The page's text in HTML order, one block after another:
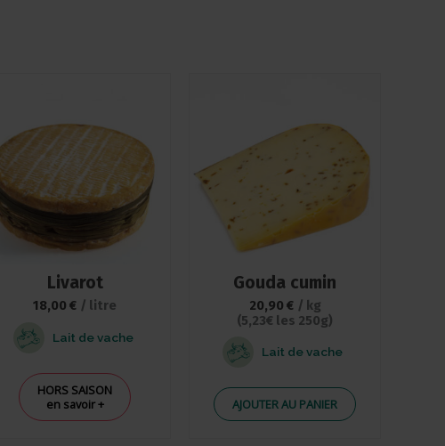
Livarot
18,00€ / litre
Lait de vache
HORS SAISON
en savoir +
Gouda cumin
20,90 € / kg
(5,23€ les 250g)
Lait de vache
AJOUTER AU PANIER